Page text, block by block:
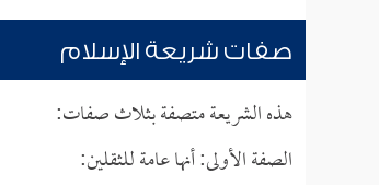
صفات شريعة الإسلام
هذه الشريعة متصفة بثلاث صفات:
الصفة الأولى: أنها عامة للثقلين: